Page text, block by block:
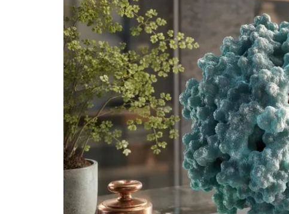
বাংলা
اردو
मराठी
తెలుగు
தமிழ்
ગુજરાતી
ಕನ್ನಡ
മലയാളം
Bahasa Melayu
Tagalog
ไทย